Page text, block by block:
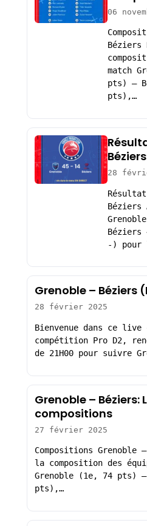
06
Béziers
match
pts) –
pts),…
28
Béziers
Béziers
-) pour
Grenoble – Béziers
28 février 2025
Bienvenue dans ce live
compétition Pro D2,
de 21H00 pour suivre
Grenoble – Béziers:
compositions
27 février 2025
Compositions Grenoble
la composition des
Grenoble (1e, 74 pts)
pts),…